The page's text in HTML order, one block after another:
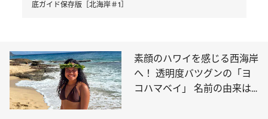
底ガイド保存版［北海岸＃1］
素顔のハワイを感じる西海岸
へ！ 透明度バツグンの「ヨ
コハマベイ」 名前の由来は